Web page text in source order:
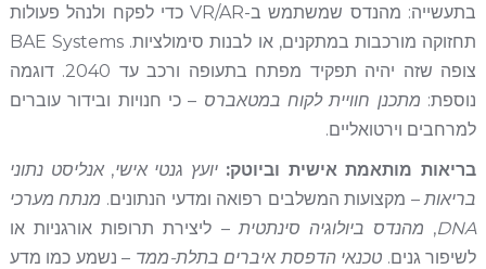
בתעשייה: מהנדס שמשתמש ב-VR/AR כדי לפקח ולנהל פעולות
תחזוקה מורכבות במתקנים, או לבנות סימולציות. BAE Systems
צופה שזה יהיה תפקיד מפתח בתעופה ורכב עד 2040. דוגמה
נוספת: מתכנן חוויית לקוח במטאברס – כי חנויות ובידור עוברים
למרחבים וירטואליים.
בריאות מותאמת אישית וביוטק: יועץ גנטי אישי,אנליסט נתוני
בריאות– מקצועות המשלבים רפואה ומדעי הנתונים. מנתח מערכי
DNA
, מהנדס ביולוגיה סינתטית– ליצירת תרופות אורגניות או
לשיפור גנים. טכנאי הדפסת איברים בתלת-ממד – נשמע כמו מדע